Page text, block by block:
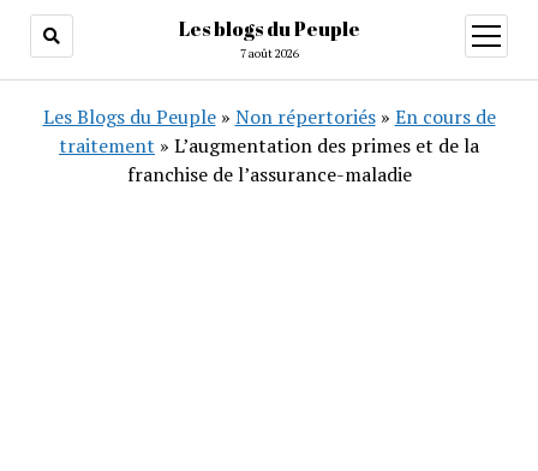
Les blogs du Peuple
7 août 2026
ouvrir
menu
Les Blogs du Peuple» Non répertoriés» En cours de
traitement » L’augmentation des primes et de la
franchise de l’assurance-maladie